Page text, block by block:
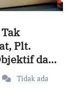
Plt.
dan
Tidak ada